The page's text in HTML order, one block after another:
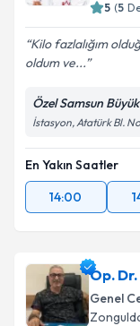
5 (5
Kilo fazlalığım
oldum ve...
Özel Samsun
İstasyon, Atatürk Bl.
En Yakın Saatler
14:00
Op.
Genel